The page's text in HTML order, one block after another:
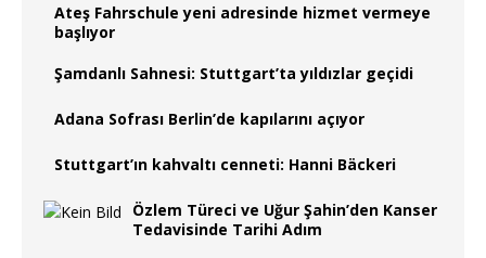
Ateş Fahrschule yeni adresinde hizmet vermeye
başlıyor
Şamdanlı Sahnesi: Stuttgart’ta yıldızlar geçidi
Adana Sofrası Berlin’de kapılarını açıyor
Stuttgart’ın kahvaltı cenneti: Hanni Bäckeri
Özlem Türeci ve Uğur Şahin’den Kanser
Tedavisinde Tarihi Adım